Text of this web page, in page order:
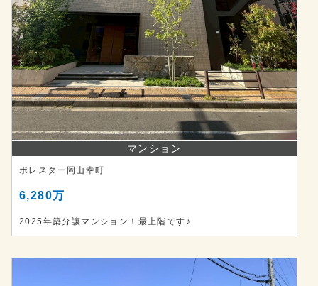
マンション
ポレスター岡山幸町
6,280万
2025年築分譲マンション！最上階です♪